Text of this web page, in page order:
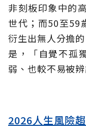
非刻板印象中的
世代；而50至59
衍生出無人分擔
是，「自覺不孤
弱、也較不易被
2026人生風險